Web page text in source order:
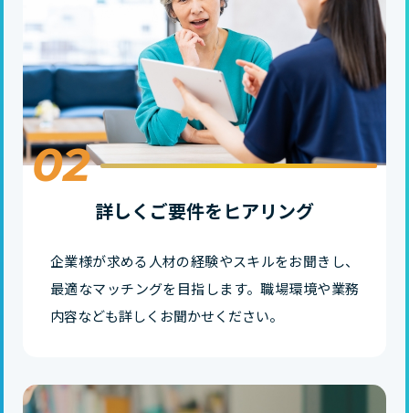
02
詳しくご要件をヒアリング
企業様が求める人材の経験やスキルをお聞きし、
最適なマッチングを目指します。職場環境や業務
内容なども詳しくお聞かせください。